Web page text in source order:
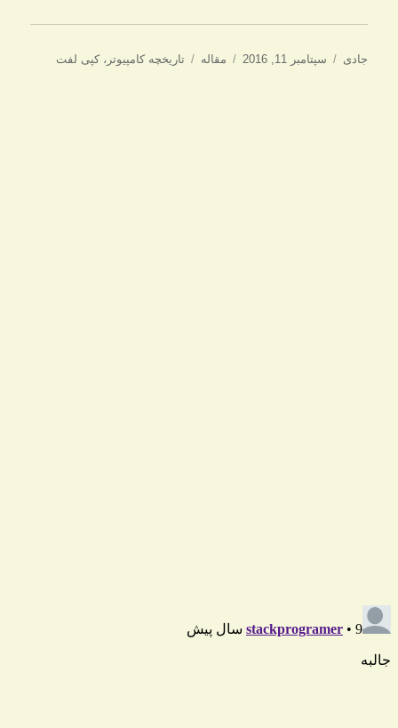
نویسنده
جادی
ارسال
سپتامبر 11, 2016 دسته‌ها
مقاله برچسب‌ها
تاریخچه کامپیوتر ،کپی لفت